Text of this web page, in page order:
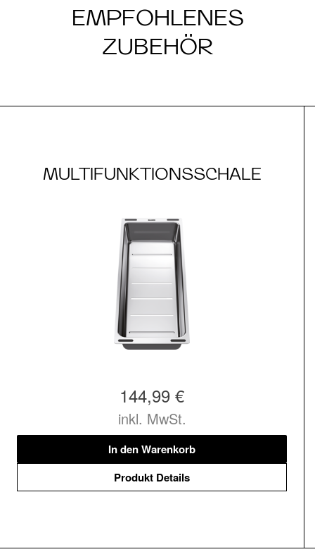
EMPFOHLENES
ZUBEHÖR
MULTIFUNKTIONSSCHALE
144,99 €
inkl. MwSt.
In den Warenkorb
Produkt Details